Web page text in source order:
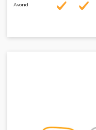
Avond